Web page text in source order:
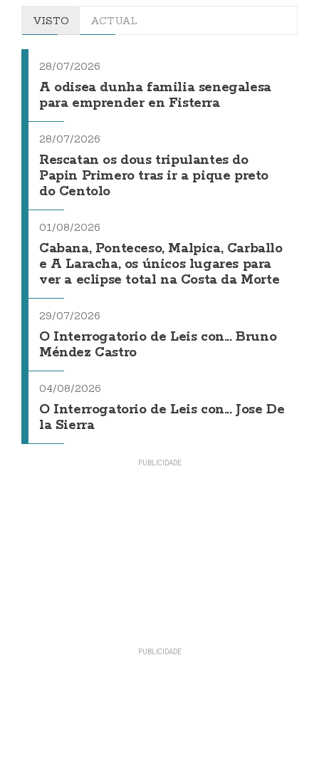
VISTO ACTUAL
28/07/2026
A odisea dunha familia senegalesa
para emprender en Fisterra
28/07/2026
Rescatan os dous tripulantes do
Papin Primero tras ir a pique preto
do Centolo
01/08/2026
Cabana, Ponteceso, Malpica, Carballo
e A Laracha, os únicos lugares para
ver a eclipse total na Costa da Morte
29/07/2026
O Interrogatorio de Leis con... Bruno
Méndez Castro
04/08/2026
O Interrogatorio de Leis con... Jose De
la Sierra